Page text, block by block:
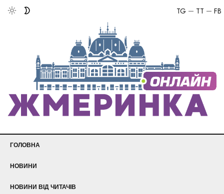
FB
TT
TG
ГОЛОВНА
НОВИНИ
НОВИНИ ВІД ЧИТАЧІВ